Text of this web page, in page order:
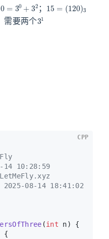
；
需要两个
3
14 10:28:59
08-14 18:41:02
(int n)
{
{
CPP